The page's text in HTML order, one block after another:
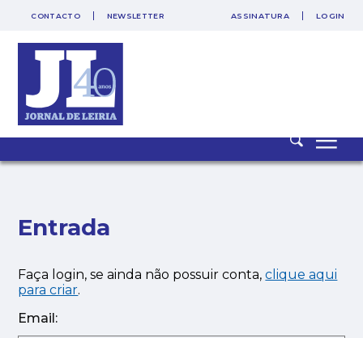
CONTACTO NEWSLETTER ASSINATURA LOGIN
Entrada
Faça login, se ainda não possuir conta,clique aqui
para criar.
Email: